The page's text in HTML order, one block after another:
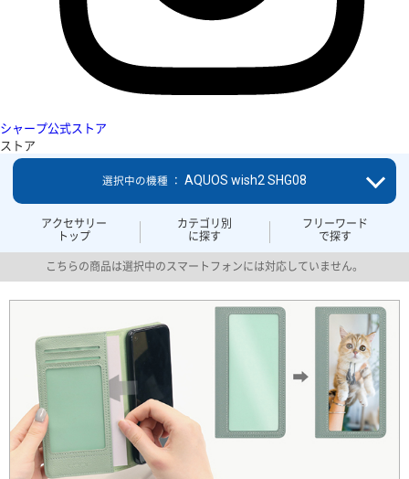
シャープ公式ストア
ストア
アクセサリー
トップ
カテゴリ別
に探す
フリーワード
で探す
選択中の機種 ： AQUOS wish2 SHG08
こちらの商品は選択中のスマートフォンには対応していません。